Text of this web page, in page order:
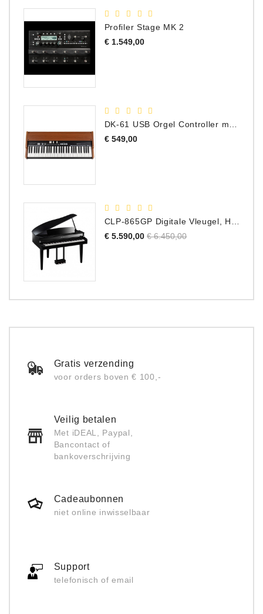
Profiler Stage MK 2
€ 1.549,00Prijs
€ 549,00Prijs
€ 5.590,00 Normale
€ 6.450,00Prijs
Gratis verzending
voor orders boven € 100,-
Veilig betalen
Met iDEAL, Paypal,
Bancontact of
bankoverschrijving
Cadeaubonnen
niet online inwisselbaar
Support
telefonisch of email